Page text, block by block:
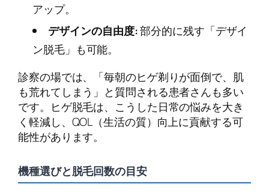
アップ。
デザインの自由度:部分的に残す「デザイ
ン脱毛」も可能。
診察の場では、「毎朝のヒゲ剃りが面倒で、肌
も荒れてしまう」と質問される患者さんも多い
です。ヒゲ脱毛は、こうした日常の悩みを大き
く軽減し、QOL（生活の質）向上に貢献する可
能性があります。
機種選びと脱毛回数の目安